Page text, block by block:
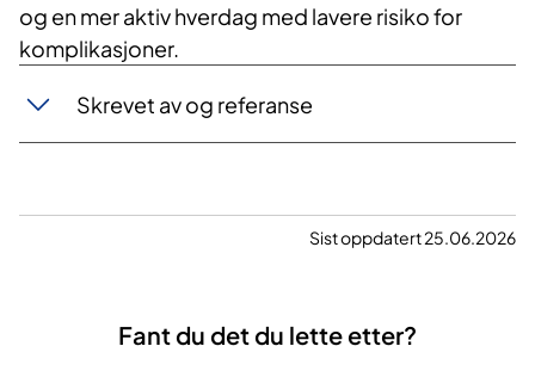
og en mer aktiv hverdag med lavere risiko for
komplikasjoner.
Skrevet av og referanse
Sist oppdatert 25.06.2026
Fant du det du lette etter?